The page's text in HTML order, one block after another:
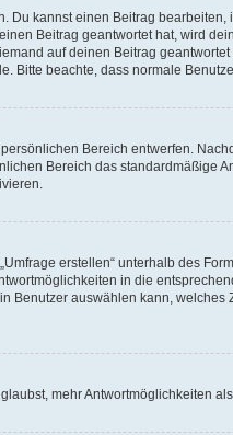
kannst einen Beitrag
Beitrag geantwortet hat, wird
auf deinen Beitrag
beachte, dass normale
Bereich entwerfen.
Bereich das
erstellen“ unterhalb des
in die
auswählen kann,
mehr Antwortmöglichkeiten